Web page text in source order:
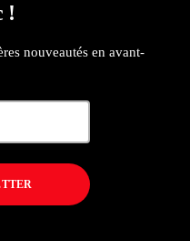
!
nouveautés en avant-